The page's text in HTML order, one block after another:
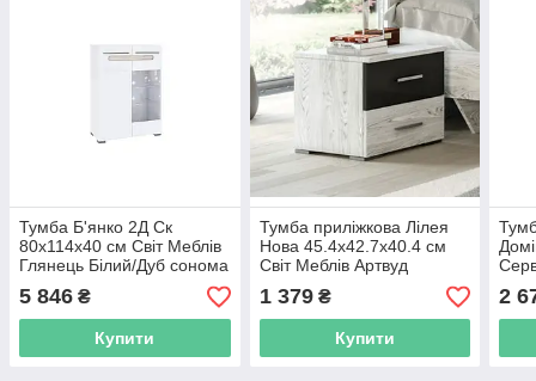
Тумба Б'янко 2Д Ск
80х114х40 см Світ Меблів
Глянець Білий/Дуб сонома
5 846 ₴
Купити
Тумба приліжкова Лілея
Нова 45.4х42.7х40.4 см
Світ Меблів Артвуд
світлий/Антрацит
1 379₴
Купити
2